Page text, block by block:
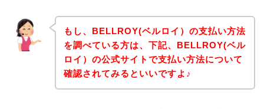
もし、BELLROY(ベルロイ）の支払い方法
を調べている方は、下記、BELLROY(ベル
ロイ）の公式サイトで支払い方法について
確認されてみるといいですよ♪